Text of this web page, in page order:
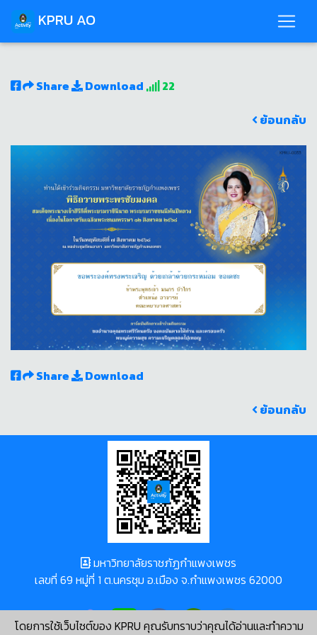
KPRU AO
Share Download
22
ย้อนกลับ
Share
Download
ย้อนกลับ
โดยการใช้เว็บไซต์ของ KPRU คุณรับทราบว่าคุณได้อ่านและทำความ
มหาวิทยาลัยราชภัฏกำแพงเพชร
เลขที่ 69 หมู่ที่ 1 ต.นครชุม อ.เมือง จ.กำแพงเพชร 62000